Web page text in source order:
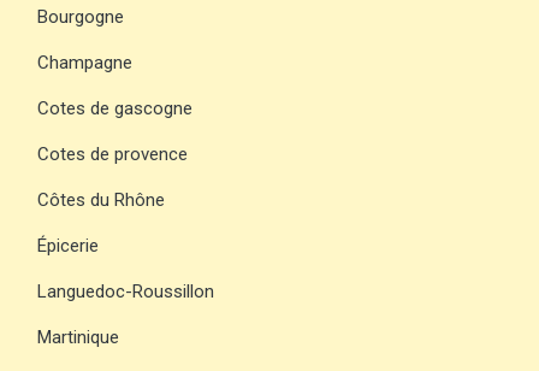
Bourgogne
Champagne
Cotes de gascogne
Cotes de provence
Côtes du Rhône
Épicerie
Languedoc-Roussillon
Martinique